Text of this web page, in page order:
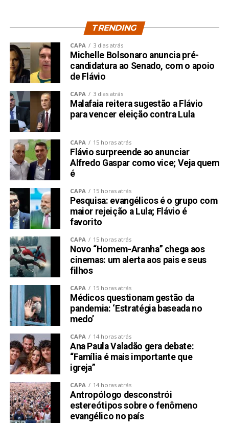
TRENDING
CAPA 3 dias atrás
Michelle Bolsonaro anuncia pré-
candidatura ao Senado, com o apoio
de Flávio
CAPA 3 dias atrás
Malafaia reitera sugestão a Flávio
para vencer eleição contra Lula
CAPA 15 horas atrás
Flávio surpreende ao anunciar
Alfredo Gaspar como vice; Veja quem
é
CAPA 15 horas atrás
Pesquisa: evangélicos é o grupo com
maior rejeição a Lula; Flávio é
favorito
CAPA 15 horas atrás
Novo “Homem-Aranha” chega aos
cinemas: um alerta aos pais e seus
filhos
CAPA 15 horas atrás
Médicos questionam gestão da
pandemia: ‘Estratégia baseada no
medo’
CAPA 14 horas atrás
Ana Paula Valadão gera debate:
“Família é mais importante que
igreja”
CAPA 14 horas atrás
Antropólogo desconstrói
estereótipos sobre o fenômeno
evangélico no país